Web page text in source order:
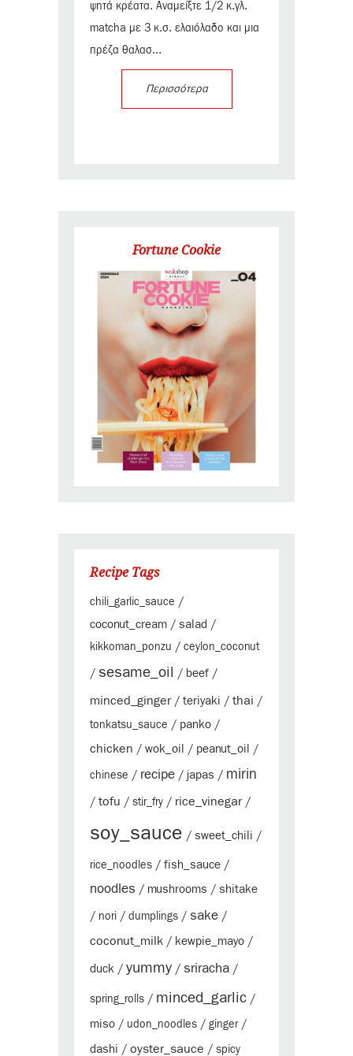
ψητά κρέατα. Αναμείξτε 1/2 κ.γλ.
matcha με 3 κ.σ. ελαιόλαδο και μια
πρέζα θαλασ...
Περισσότερα
Fortune Cookie
Recipe Tags
chili_garlic_sauce /
coconut_cream / salad /
kikkoman_ponzu / ceylon_coconut
/ sesame_oil / beef /
minced_ginger/ teriyaki / thai /
tonkatsu_sauce / panko /
chicken / wok_oil / peanut_oil /
chinese / recipe / japas / mirin
/ tofu / stir_fry / rice_vinegar/
soy_sauce / sweet_chili /
rice_noodles / fish_sauce /
noodles / mushrooms / shitake
/ nori / dumplings / sake /
coconut_milk / kewpie_mayo /
duck / yummy / sriracha /
spring_rolls / minced_garlic /
miso / udon_noodles / ginger/
dashi / oyster_sauce / spicy